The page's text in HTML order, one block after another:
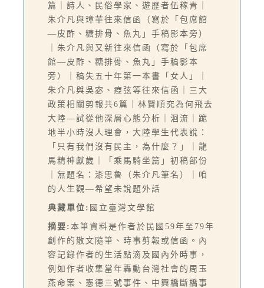
篇｜詩人、民俗學家、遊歷者伍稼青｜
朱介凡與璋華往來信函（寫於「包席館
—皮酢、糖排骨、魚丸」手稿影本旁）
｜朱介凡與又新往來信函（寫於「包席
館—皮酢、糖排骨、魚丸」手稿影本
旁）｜稿失五十年第一本書「女人」｜
朱介凡與吳宓、瘂弦等往來信函｜三大
政策相關剪報共6篇｜林賢順究為何飛去
大陸—試從他深層心態分析｜洄流｜跪
地半小時沒人理會，大陸學生代表說：
「只有我們沒有民主，為什麼？」｜龍
馬精神獻歲｜「乘馬騎坐篇」初稿部份
｜無題名：漆思魯（朱介凡筆名）｜咱
的人生觀—希望未說題外話
典藏單位: 國立臺灣文學館
摘要: 本筆資料是作者於民國59年至79年
創作的散文隨筆、時事剪報或信函。內
容記錄作者的生活點滴及國內外時事，
例如作者收集當年轟動台灣社會的周玉
燕命案、憲德三號事件、中興橋斷橋事